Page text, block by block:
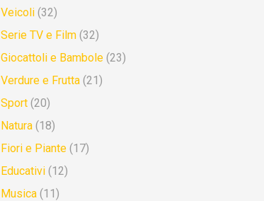
Veicoli (32)
Serie TV e Film (32)
Giocattoli e Bambole (23)
Verdure e Frutta (21)
Sport (20)
Natura (18)
Fiori e Piante (17)
Educativi (12)
Musica (11)